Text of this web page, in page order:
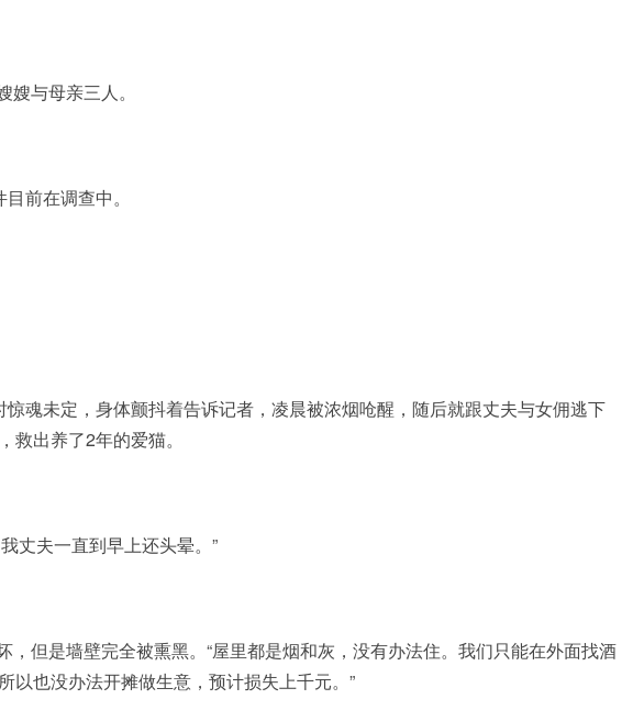
与母亲三人。
前在调查中。
魂未定，身体颤抖着告诉记者，凌晨被浓烟呛醒，随后就跟丈夫与女佣逃下
出养了2年的爱猫。
丈夫一直到早上还头晕。”
，但是墙壁完全被熏黑。“屋里都是烟和灰，没有办法住。我们只能在外面找酒
以也没办法开摊做生意，预计损失上千元。”